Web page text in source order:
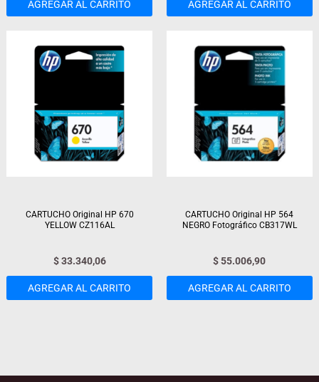
AGREGAR AL CARRITO AGREGAR AL CARRITO
CARTUCHO Original HP 670
YELLOW CZ116AL
$33.340,06
AGREGAR AL CARRITO
CARTUCHO Original HP 564
NEGRO Fotográfico CB317WL
$55.006,90
AGREGAR AL CARRITO